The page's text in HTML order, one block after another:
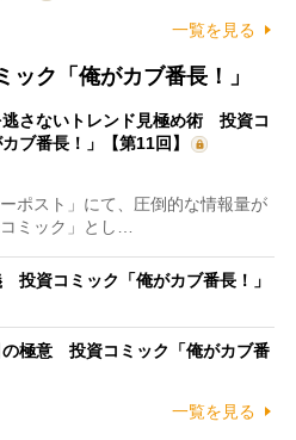
一覧を見る
ク「俺がカブ番長！」
逃さないトレンド見極め術 投資コ
ブ番長！」【第11回】
ポスト」にて、圧倒的な情報量が
ミック」とし…
投資コミック「俺がカブ番長！」
極意 投資コミック「俺がカブ番
一覧を見る